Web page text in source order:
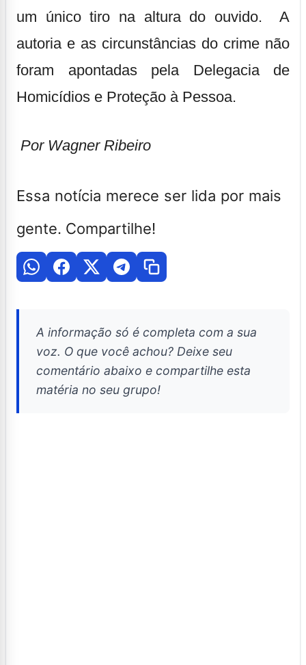
um único tiro na altura do ouvido. A
autoria e as circunstâncias do crime não
foram apontadas pela Delegacia de
Homicídios e Proteção à Pessoa.
Por Wagner Ribeiro
Essa notícia merece ser lida por mais
gente. Compartilhe!
A informação só é completa com a sua
voz. O que você achou? Deixe seu
comentário abaixo e compartilhe esta
matéria no seu grupo!